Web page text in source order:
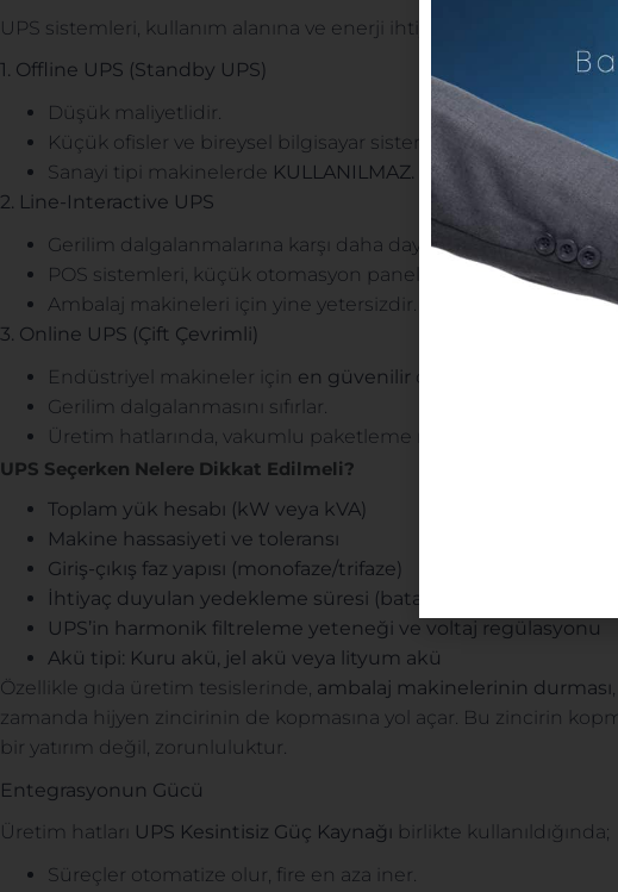
UPS sistemleri, kullanım alanına ve enerji ihtiyacına göre farklı
1. Offline UPS (Standby UPS)
Düşük maliyetlidir.
Küçük ofisler ve bireysel bilgisayar sistemleri için uygundur.
Sanayi tipi makinelerde KULLANILMAZ.
2. Line-Interactive UPS
Gerilim dalgalanmalarına karşı daha dayanıklıdır.
POS sistemleri, küçük otomasyon panelleri için idealdir.
Ambalaj makineleri için yine yetersizdir.
3. Online UPS (Çift Çevrimli)
Endüstriyel makineler için en güvenilir çözümdür.
Gerilim dalgalanmasını sıfırlar.
Üretim hatlarında, vakumlu paketleme makinelerinde
UPS Seçerken Nelere Dikkat Edilmeli?
Toplam yük hesabı (kW veya kVA)
Makine hassasiyeti ve toleransı
Giriş-çıkış faz yapısı (monofaze/trifaze)
İhtiyaç duyulan yedekleme süresi (batarya kapasitesi)
UPS’in harmonik filtreleme yeteneği ve voltaj regülasyonu
Akü tipi: Kuru akü, jel akü veya lityum akü
Özellikle gıda üretim tesislerinde, ambalaj makinelerinin durması
zamanda hijyen zincirinin de kopmasına yol açar. Bu zincirin
bir yatırım değil, zorunluluktur.
Entegrasyonun Gücü
Üretim hatları
UPS Kesintisiz Güç Kaynağı birlikte kullanıldığında;
Süreçler otomatize olur, fire en aza iner.